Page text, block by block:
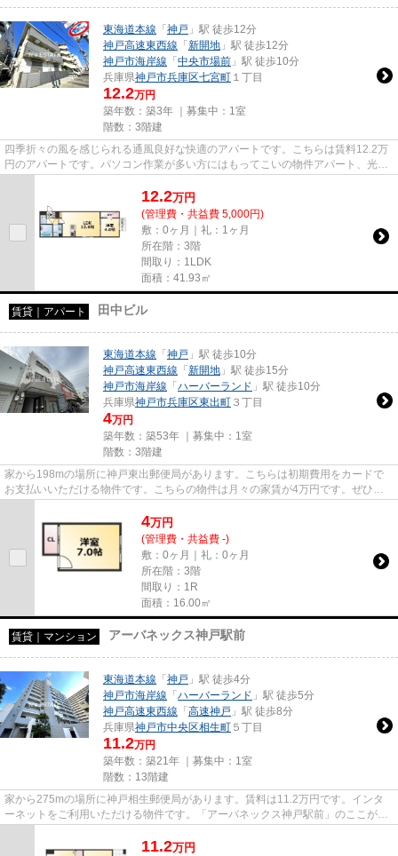
東海道本線 「 神戸 」駅 徒歩12分
神戸高速東西線 「 新開地 」駅 徒歩12分
神戸市海岸線 「 中央市場前 」駅 徒歩10分
兵庫県神戸市兵庫区七宮町 １丁目
12.2万円
築年数：築3年 ｜募集中： 1室
階数：3階建
四季折々の風を感じられる通風良好な快適のアパートです。こちらは賃料12.2万
円のアパートです。パソコン作業が多い方にはもってこいの物件アパート、光回
12.2万円
(管理費・共益費 5,000円)
敷：0ヶ月｜礼：1ヶ月
所在階：3階
間取り：1LDK
面積：41.93㎡
賃貸｜アパート 田中ビル
東海道本線 「 神戸 」駅 徒歩10分
神戸高速東西線 「 新開地 」駅 徒歩15分
神戸市海岸線 「 ハーバーランド 」駅 徒歩10分
兵庫県神戸市兵庫区東出町 ３丁目
4万円
築年数：築53年 ｜募集中： 1室
階数：3階建
家から198mの場所に神戸東出郵便局があります。こちらは初期費用をカードで
お支払いいただける物件です。こちらの物件は月々の家賃が4万円です。ぜひ一
4万円
(管理費・共益費 -)
敷：0ヶ月｜礼：0ヶ月
所在階：3階
間取り：1R
面積：16.00㎡
賃貸｜マンション アーバネックス神戸駅前
東海道本線 「 神戸 」駅 徒歩4分
神戸市海岸線 「 ハーバーランド 」駅 徒歩5分
神戸高速東西線 「 高速神戸 」駅 徒歩8分
兵庫県神戸市中央区相生町 ５丁目
11.2万円
築年数：築21年 ｜募集中： 1室
階数：13階建
家から275mの場所に神戸相生郵便局があります。賃料は11.2万円です。インタ
ーネットをご利用いただける物件です。「アーバネックス神戸駅前」のここがイ
11.2万円